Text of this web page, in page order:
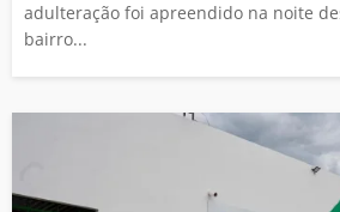
adulteração foi apreendido na noite
bairro...